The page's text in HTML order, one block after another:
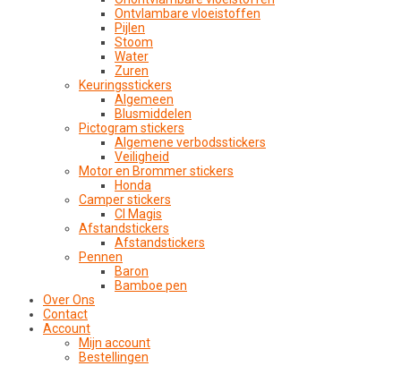
Ontvlambare vloeistoffen
Pijlen
Stoom
Water
Zuren
Keuringsstickers
Algemeen
Blusmiddelen
Pictogram stickers
Algemene verbodsstickers
Veiligheid
Motor en Brommer stickers
Honda
Camper stickers
CI Magis
Afstandstickers
Afstandstickers
Pennen
Baron
Bamboe pen
Over Ons
Contact
Account
Mijn account
Bestellingen